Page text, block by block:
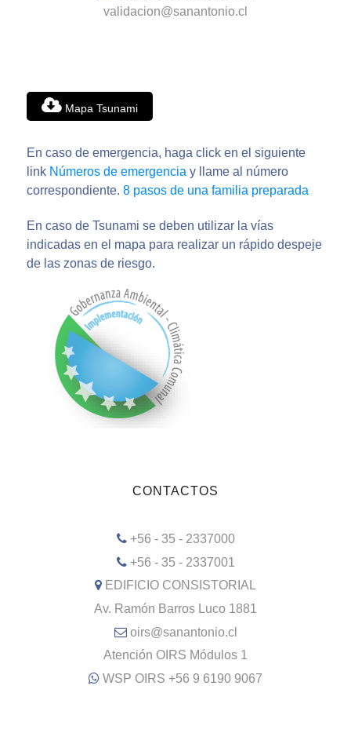
validacion@sanantonio.cl
Mapa Tsunami
En caso de emergencia, haga click en el siguiente
link Números de emergencia y llame al número
correspondiente. 8 pasos de una familia preparada
En caso de Tsunami se deben utilizar la vías
indicadas en el mapa para realizar un rápido despeje
de las zonas de riesgo.
CONTACTOS
+56 - 35 - 2337000
+56 - 35 - 2337001
EDIFICIO CONSISTORIAL
Av. Ramón Barros Luco 1881
oirs@sanantonio.cl
Atención OIRS Módulos 1
WSP OIRS +56 9 6190 9067